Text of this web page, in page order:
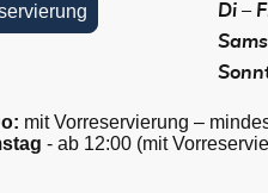
Di –
mit Vorreservierung –
- ab 12:00 (mit